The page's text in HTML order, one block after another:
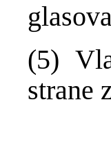
(5)
strane